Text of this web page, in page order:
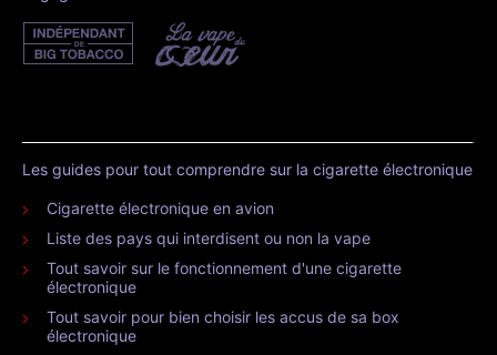
Les guides pour tout comprendre sur la cigarette électronique
Cigarette électronique en avion
Liste des pays qui interdisent ou non la vape
Tout savoir sur le fonctionnement d'une cigarette
électronique
Tout savoir pour bien choisir les accus de sa box
électronique